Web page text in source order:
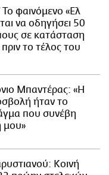
Το φαινόμενο «Ελ
να οδηγήσει 50
σε κατάσταση
πριν το τέλος του
Μπαντέρας: «Η
ήταν το
που συνέβη
μου»
Κοινή